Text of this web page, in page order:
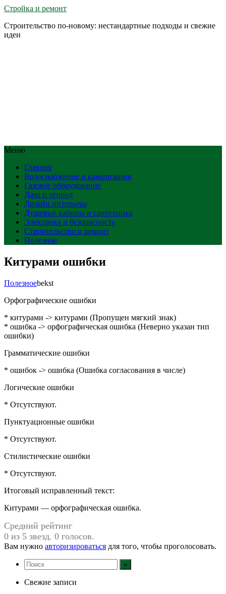
Стройка и ремонт
Строительство по-новому: нестандартные подходы и свежие
идеи
Меню
Главная
Водоснабжение и канализация
Газовое оборудование
Дача и огород
Дизайн интерьера
Душевые кабины и сантехника
Электрика и безопасность
Строительство и ремонт
Полезное
Китурами ошибки
Полезноеbekst
Орфографические ошибки
* китурами -> китурами (Пропущен мягкий знак)
* ошибка -> орфографическая ошибка (Неверно указан тип
ошибки)
Грамматические ошибки
* ошибок -> ошибка (Ошибка согласования в числе)
Логические ошибки
* Отсутствуют.
Пунктуационные ошибки
* Отсутствуют.
Стилистические ошибки
* Отсутствуют.
Итоговый исправленный текст:
Китурами — орфографическая ошибка.
Средний рейтинг
0 из 5 звезд. 0 голосов.
Вам нужно авторизироваться для того, чтобы проголосовать.
Свежие записи